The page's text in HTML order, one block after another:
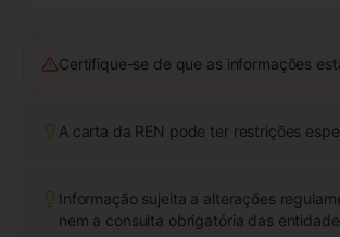
Certifique-se de que as informações
A carta da REN pode ter restrições
Informação sujeita a alterações
nem a consulta obrigatória das